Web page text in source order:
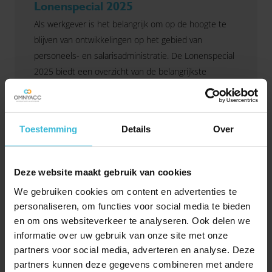
Toestemming Details Over
Deze website maakt gebruik van cookies
We gebruiken cookies om content en advertenties te
personaliseren, om functies voor social media te bieden
en om ons websiteverkeer te analyseren. Ook delen we
informatie over uw gebruik van onze site met onze
partners voor social media, adverteren en analyse. Deze
partners kunnen deze gegevens combineren met andere
Lonenspecial 2025
Als werkgever is het belangrijk om op de hoogte te
blijven van ontwikkelingen op het gebied van
personeels- en salarisadministratie. De Lonenspecial
2025 biedt een overzicht van de belangrijkste
Hiermee ben je altijd up-to-date met de laatste
met ons op!
Lees verder